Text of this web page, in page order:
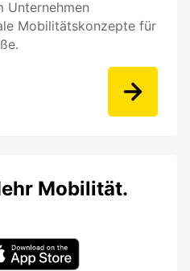
Unternehmen
Mobilitätskonzepte für
Mobilität.